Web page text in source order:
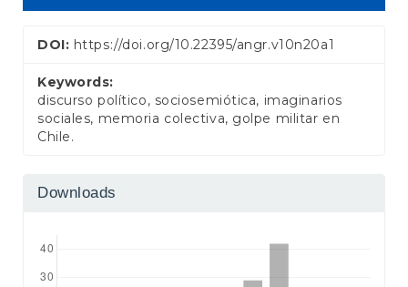
DOI: https://doi.org/10.22395/angr.v10n20a1
Keywords:
discurso político, sociosemiótica, imaginarios
sociales, memoria colectiva, golpe militar en
Chile.
Downloads